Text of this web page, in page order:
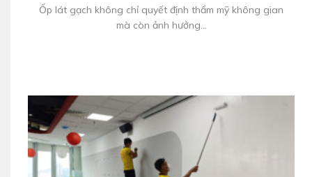
Ốp lát gạch không chỉ quyết định thẩm mỹ không gian
mà còn ảnh hưởng...